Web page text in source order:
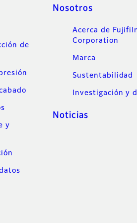
de
y
Nosotros
Acerca de
Corporation
Marca
Sustentabilidad
Investigación y
Noticias